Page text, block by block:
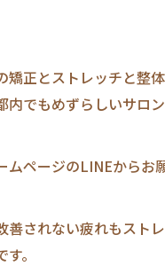
矯正とストレッチと整
内でもめずらしいサロ
ムページのLINEからお
善されない疲れもスト
。